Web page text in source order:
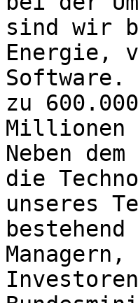
sind wir
Energie,
zu
Millionen
Neben
die
unseres